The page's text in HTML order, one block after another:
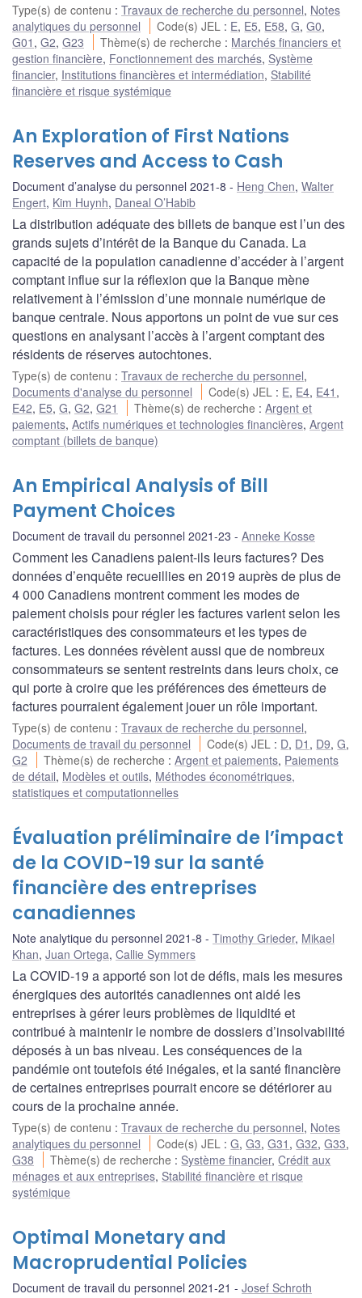
Type(s) de contenu : Travaux de recherche du personnel, Notes
analytiques du personnel
Code(s) JEL : E, E5, E58,G,G0,
G01 , G2, G23 Thème(s) de recherche : Marchés financiers et
gestion financière, Fonctionnement des marchés, Système
financier, Institutions financières et intermédiation, Stabilité
financière et risque systémique
An Exploration of First Nations
Reserves and Access to Cash
Document d’analyse du personnel 2021-8 Heng Chen, Walter
Engert, Kim Huynh, Daneal O’Habib
La distribution adéquate des billets de banque est l’un des
grands sujets d’intérêt de la Banque du Canada. La
capacité de la population canadienne d’accéder à l’argent
comptant influe sur la réflexion que la Banque mène
relativement à l’émission d’une monnaie numérique de
banque centrale. Nous apportons un point de vue sur ces
questions en analysant l’accès à l’argent comptant des
résidents de réserves autochtones.
Type(s) de contenu : Travaux de recherche du personnel,
Documents d'analyse du personnel
Code(s) JEL : E, E4, E41 ,
E42, E5, G, G2, G21 Thème(s) de recherche :Argent et
paiements, Actifs numériques et technologies financières, Argent
comptant (billets de banque)
An Empirical Analysis of Bill
Payment Choices
Document de travail du personnel 2021-23 Anneke Kosse
Comment les Canadiens paient-ils leurs factures? Des
données d’enquête recueillies en 2019 auprès de plus de
4 000 Canadiens montrent comment les modes de
paiement choisis pour régler les factures varient selon les
caractéristiques des consommateurs et les types de
factures. Les données révèlent aussi que de nombreux
consommateurs se sentent restreints dans leurs choix, ce
qui porte à croire que les préférences des émetteurs de
factures pourraient également jouer un rôle important.
Type(s) de contenu : Travaux de recherche du personnel,
Documents de travail du personnel
Code(s) JEL : D, D1 , D9,G,
G2
Thème(s) de recherche :Argent et paiements, Paiements
de détail, Modèles et outils, Méthodes économétriques,
statistiques et computationnelles
Évaluation préliminaire de l’impact
de la COVID-19 sur la santé
financière des entreprises
canadiennes
Note analytique du personnel 2021-8 Timothy Grieder, Mikael
Khan, Juan Ortega, Callie Symmers
La COVID-19 a apporté son lot de défis, mais les mesures
énergiques des autorités canadiennes ont aidé les
entreprises à gérer leurs problèmes de liquidité et
contribué à maintenir le nombre de dossiers d’insolvabilité
déposés à un bas niveau. Les conséquences de la
pandémie ont toutefois été inégales, et la santé financière
de certaines entreprises pourrait encore se détériorer au
cours de la prochaine année.
Type(s) de contenu : Travaux de recherche du personnel, Notes
analytiques du personnel
Code(s) JEL :G,G3,G31 ,G32,G33,
G38
Thème(s) de recherche : Système financier,Crédit aux
ménages et aux entreprises, Stabilité financière et risque
systémique
Optimal Monetary and
Macroprudential Policies
Document de travail du personnel 2021-21 Josef Schroth